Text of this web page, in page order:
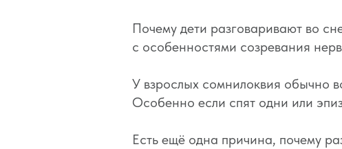
Почему дети разговаривают во
с особенностями созревания
У взрослых сомнилоквия обычно
Особенно если спят одни или
Есть ещё одна причина, почему